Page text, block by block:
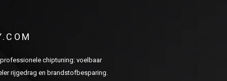
professionele chiptuning: voelbaar
rijgedrag en brandstofbesparing.